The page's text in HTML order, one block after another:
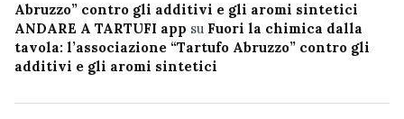
Abruzzo” contro gli additivi e gli aromi sintetici
ANDARE A TARTUFI app su Fuori la chimica dalla
tavola: l’associazione “Tartufo Abruzzo” contro gli
additivi e gli aromi sintetici